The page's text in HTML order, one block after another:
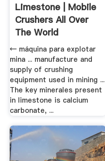
Limestone | Mobile
Crushers All Over
The World
← máquina para explotar
mina ... manufacture and
supply of crushing
equipment used in mining ...
The key minerales present
in limestone is calcium
carbonate, ...